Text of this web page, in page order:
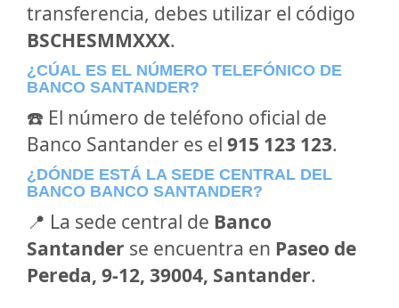
transferencia, debes utilizar el código
BSCHESMMXXX.
¿CÚAL ES EL NÚMERO TELEFÓNICO DE
BANCO SANTANDER?
☎️ El número de teléfono oficial de
Banco Santander es el 915 123 123.
¿DÓNDE ESTÁ LA SEDE CENTRAL DEL
BANCO BANCO SANTANDER?
📍 La sede central de Banco
Santander se encuentra en Paseo de
Pereda, 9-12, 39004, Santander.